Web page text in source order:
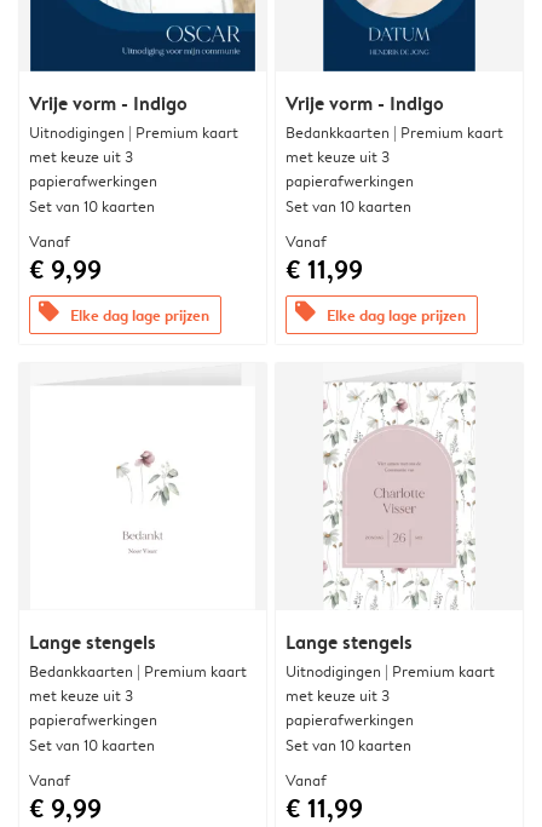
Vrije vorm - Indigo
Uitnodigingen | Premium kaart
met keuze uit 3
papierafwerkingen
Set van 10 kaarten
Vanaf
€ 9,99
offers Elke dag lage prijzen
Vrije vorm - Indigo
Bedankkaarten | Premium kaart
met keuze uit 3
papierafwerkingen
Set van 10 kaarten
Vanaf
€ 11,99
offers Elke dag lage prijzen
Lange stengels
Bedankkaarten | Premium kaart
met keuze uit 3
papierafwerkingen
Set van 10 kaarten
Vanaf
€ 9,99
Lange stengels
Uitnodigingen | Premium kaart
met keuze uit 3
papierafwerkingen
Set van 10 kaarten
Vanaf
€ 11,99